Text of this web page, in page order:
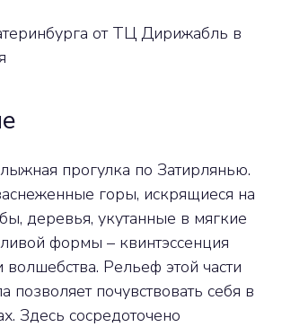
от ТЦ Дирижабль в
прогулка по Затирлянью.
горы, искрящиеся на
деревья, укутанные в мягкие
формы – квинтэссенция
волшебства. Рельеф этой части
почувствовать себя в
Здесь сосредоточено